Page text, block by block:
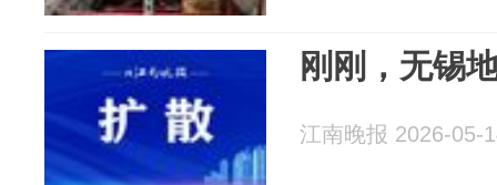
刚刚，无锡
江南晚报 2026-05-